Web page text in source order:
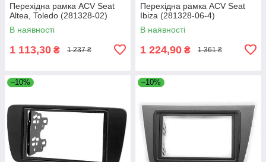
Перехідна рамка ACV Seat
Altea, Toledo (281328-02)
В наявності
1 113,30 ₴ 1 237 ₴
Перехідна рамка ACV Seat
Ibiza (281328-06-4)
В наявності
1 224,90 ₴ 1 361 ₴
–10% –10%